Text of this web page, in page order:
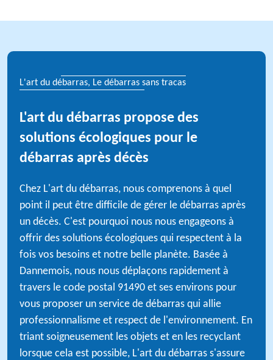
L'art du débarras, Le débarras sans tracas
L'art du débarras propose des
solutions écologiques pour le
débarras après décès
Chez L'art du débarras, nous comprenons à quel
point il peut être difficile de gérer le débarras après
un décès. C'est pourquoi nous nous engageons à
offrir des solutions écologiques qui respectent à la
fois vos besoins et notre belle planète. Basée à
Dannemois, nous nous déplaçons rapidement à
travers le code postal 91490 et ses environs pour
vous proposer un service de débarras qui allie
professionnalisme et respect de l'environnement. En
triant soigneusement les objets et en les recyclant
lorsque cela est possible, L'art du débarras s'assure